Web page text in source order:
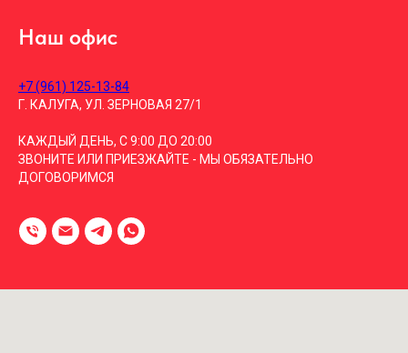
Наш офис
+7 (961) 125-13-84
Г. КАЛУГА, УЛ. ЗЕРНОВАЯ 27/1
КАЖДЫЙ ДЕНЬ, С 9:00 ДО 20:00
ЗВОНИТЕ ИЛИ ПРИЕЗЖАЙТЕ - МЫ ОБЯЗАТЕЛЬНО
ДОГОВОРИМСЯ